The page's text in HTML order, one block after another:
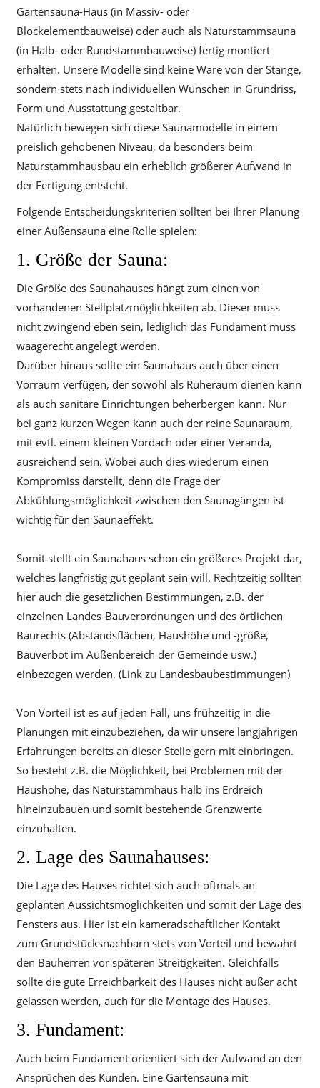
Gartensauna-Haus (in Massiv- oder
Blockelementbauweise) oder auch als Naturstammsauna
(in Halb- oder Rundstammbauweise) fertig montiert
erhalten. Unsere Modelle sind keine Ware von der Stange,
sondern stets nach individuellen Wünschen in Grundriss,
Form und Ausstattung gestaltbar.
Natürlich bewegen sich diese Saunamodelle in einem
preislich gehobenen Niveau, da besonders beim
Naturstammhausbau ein erheblich größerer Aufwand in
der Fertigung entsteht.
Folgende Entscheidungskriterien sollten bei Ihrer Planung
einer Außensauna eine Rolle spielen:
1. Größe der Sauna:
Die Größe des Saunahauses hängt zum einen von
vorhandenen Stellplatzmöglichkeiten ab. Dieser muss
nicht zwingend eben sein, lediglich das Fundament muss
waagerecht angelegt werden.
Darüber hinaus sollte ein Saunahaus auch über einen
Vorraum verfügen, der sowohl als Ruheraum dienen kann
als auch sanitäre Einrichtungen beherbergen kann. Nur
bei ganz kurzen Wegen kann auch der reine Saunaraum,
mit evtl. einem kleinen Vordach oder einer Veranda,
ausreichend sein. Wobei auch dies wiederum einen
Kompromiss darstellt, denn die Frage der
Abkühlungsmöglichkeit zwischen den Saunagängen ist
wichtig für den Saunaeffekt.
Somit stellt ein Saunahaus schon ein größeres Projekt dar,
welches langfristig gut geplant sein will. Rechtzeitig sollten
hier auch die gesetzlichen Bestimmungen, z.B. der
einzelnen Landes-Bauverordnungen und des örtlichen
Baurechts (Abstandsflächen, Haushöhe und -größe,
Bauverbot im Außenbereich der Gemeinde usw.)
einbezogen werden. (Link zu Landesbaubestimmungen)
Von Vorteil ist es auf jeden Fall, uns frühzeitig in die
Planungen mit einzubeziehen, da wir unsere langjährigen
Erfahrungen bereits an dieser Stelle gern mit einbringen.
So besteht z.B. die Möglichkeit, bei Problemen mit der
Haushöhe, das Naturstammhaus halb ins Erdreich
hineinzubauen und somit bestehende Grenzwerte
einzuhalten.
2. Lage des Saunahauses:
Die Lage des Hauses richtet sich auch oftmals an
geplanten Aussichtsmöglichkeiten und somit der Lage des
Fensters aus. Hier ist ein kameradschaftlicher Kontakt
zum Grundstücksnachbarn stets von Vorteil und bewahrt
den Bauherren vor späteren Streitigkeiten. Gleichfalls
sollte die gute Erreichbarkeit des Hauses nicht außer acht
gelassen werden, auch für die Montage des Hauses.
3. Fundament:
Auch beim Fundament orientiert sich der Aufwand an den
Ansprüchen des Kunden. Eine Gartensauna mit